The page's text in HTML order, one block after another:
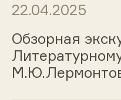
22.04.2025
Обзорная